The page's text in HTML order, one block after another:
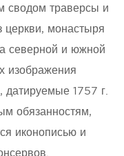
сводом траверсы и
церкви, монастыря
северной и южной
изображения
1757 г.
обязанностям,
иконописью и